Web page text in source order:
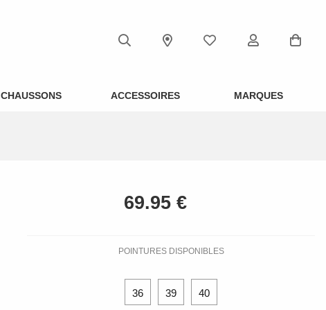
CHAUSSONS ACCESSOIRES MARQUES
POINTURES DISPONIBLES
36 39 40